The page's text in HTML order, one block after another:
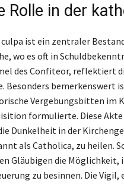
Rolle in der
culpa ist ein zentraler
wo es oft in
des Confiteor, reflektiert
Besonders bemerkenswert
Vergebungsbitten im
formulierte. Diese Akte
Dunkelheit in der
als Catholica, zu heilen.
Gläubigen die Möglichkeit,
zu besinnen. Die